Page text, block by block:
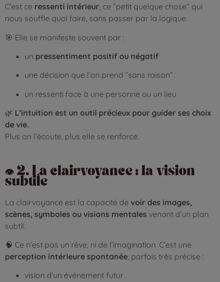
C’est ce ressenti intérieur, ce “petit quelque chose” qui
nous souffle quoi faire, sans passer par la logique.
🎯 Elle se manifeste souvent par :
un pressentiment positif ou négatif
une décision que l’on prend “sans raison”
un ressenti face à une personne ou un lieu
🌿 L’intuition est un outil précieux pour guider ses choix
de vie.
Plus on l’écoute, plus elle se renforce.
👁️ 2. La clairvoyance : la vision
subtile
La clairvoyance est la capacité de voir des images,
scènes, symboles ou visions mentales venant d’un plan
subtil.
🧠 Ce n’est pas un rêve, ni de l’imagination. C’est une
perception intérieure spontanée , parfois très précise :
vision d’un événement futur